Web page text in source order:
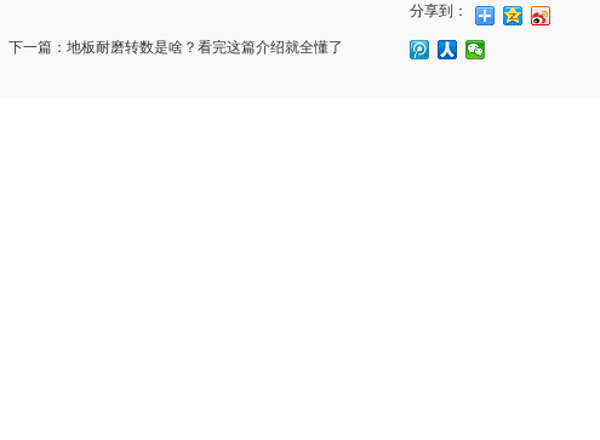
分享到：
下一篇： 地板耐磨转数是啥？看完这篇介绍就全懂了